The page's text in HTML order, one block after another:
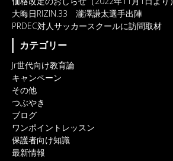
大晦日RIZIN.33 瀧澤謙太選手出陣
PRDEC対人サッカースクールに訪問取材
カテゴリー
Jr世代向け教育論
キャンペーン
その他
つぶやき
ブログ
ワンポイントレッスン
保護者向け知識
最新情報